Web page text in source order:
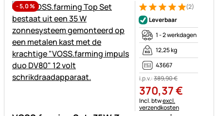
-5,0% Beoordeling: 5 van 5 (2
2 Bewertungen
(2)
Leverbaar
1 - 2 werkdagen
12,25 kg
43667
i.p.v.:389,90€
370,37€
Belastinginformatie:
Incl. btwexcl.
verzendkosten